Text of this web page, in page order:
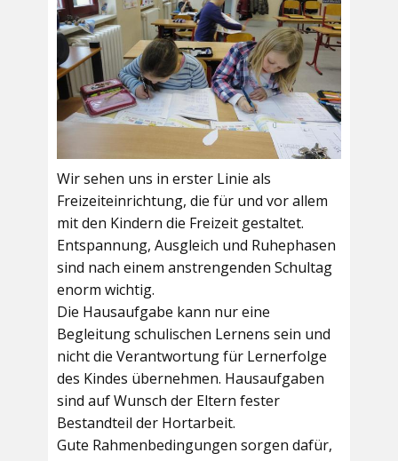
Wir sehen uns in erster Linie als
Freizeiteinrichtung, die für und vor allem
mit den Kindern die Freizeit gestaltet.
Entspannung, Ausgleich und Ruhephasen
sind nach einem anstrengenden Schultag
enorm wichtig.
Die Hausaufgabe kann nur eine
Begleitung schulischen Lernens sein und
nicht die Verantwortung für Lernerfolge
des Kindes übernehmen. Hausaufgaben
sind auf Wunsch der Eltern fester
Bestandteil der Hortarbeit.
Gute Rahmenbedingungen sorgen dafür,